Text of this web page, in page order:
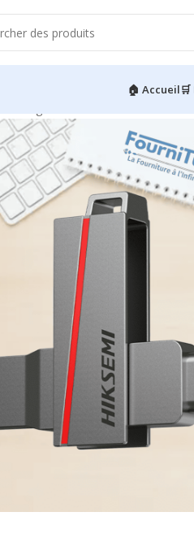
🏠 Accueil